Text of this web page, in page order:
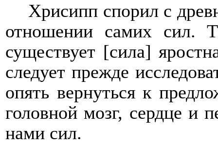
Хрисипп спорил с
отношении самих сил.
существует [сила]
следует прежде
опять вернуться к
головной мозг, сердце и
нами сил.